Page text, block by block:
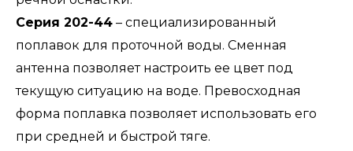
Серия 202-44 – специализированный
поплавок для проточной воды. Сменная
антенна позволяет настроить ее цвет под
текущую ситуацию на воде. Превосходная
форма поплавка позволяет использовать его
при средней и быстрой тяге.